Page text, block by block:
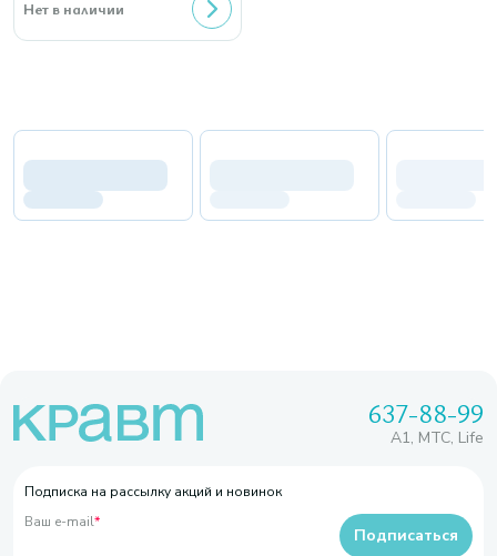
Нет в наличии
637-88-99
A1, МТС, Life
Подписка на рассылку акций и новинок
Ваш e-mail*
Подписаться